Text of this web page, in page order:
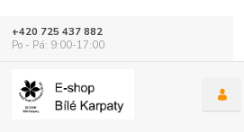
+420 725 437 882
Po - Pá: 9:00-17:00